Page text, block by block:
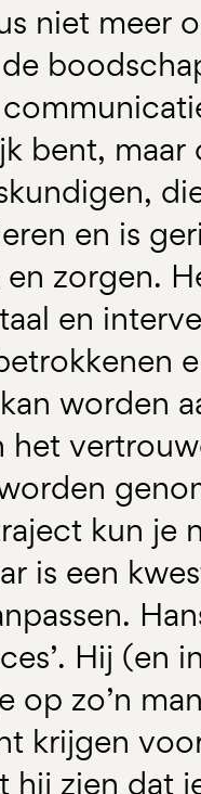
niet meer
bent,
en is
zorgen.
en
worden
het
kun je
is een
Hij (en
op zo’n
krijgen
hij zien dat